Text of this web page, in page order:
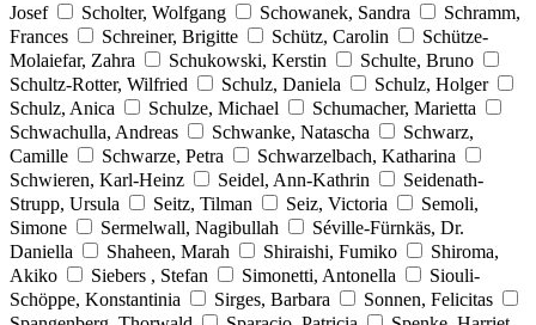
Josef
Scholter, Wolfgang Schowanek, Sandra
Schramm,
Frances
Schreiner, Brigitte Schütz, Carolin
Schütze-
Molaiefar, Zahra
Schukowski, Kerstin
Schulte, Bruno
Schultz-Rotter, Wilfried
Schulz, Daniela
Schulz, Holger
Schulz, Anica
Schulze, Michael
Schumacher, Marietta
Schwachulla, Andreas
Schwanke, Natascha
Schwarz,
Camille
Schwarze, Petra
Schwarzelbach, Katharina
Schwieren, Karl-Heinz
Seidel, Ann-Kathrin
Seidenath-
Strupp, Ursula
Seitz, Tilman Seiz, Victoria
Semoli,
Simone
Sermelwall, Nagibullah
Séville-Fürnkäs, Dr.
Daniella
Shaheen, Marah Shiraishi, Fumiko
Shiroma,
Akiko
Siebers , Stefan Simonetti, Antonella
Siouli-
Schöppe, Konstantinia
Sirges, Barbara
Sonnen, Felicitas